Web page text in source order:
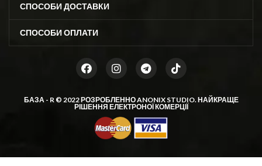
СПОСОБИ ДОСТАВКИ
СПОСОБИ ОПЛАТИ
БАЗА - R © 2022 РОЗРОБЛЕННОANONIX STUDIO. НАЙКРАЩЕ
РІШЕННЯ ЕЛЕКТРОНОЇ КОМЕРЦІЇ